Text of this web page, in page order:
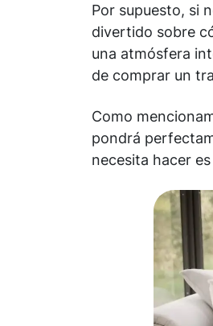
Por supuesto, si
divertido sobre
una atmósfera
de comprar un
Como
pondrá
necesita hacer